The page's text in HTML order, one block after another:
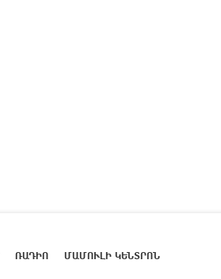
ՌԱԴԻՈ ՄԱՄՈՒԼԻ ԿԵՆՏՐՈՆ